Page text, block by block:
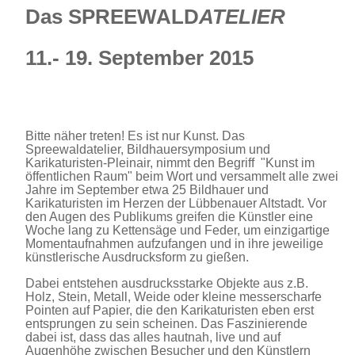
Das SPREEWALDATELIER
11.- 19. September 2015
Bitte näher treten! Es ist nur Kunst. Das
Spreewaldatelier, Bildhauersymposium und
Karikaturisten-Pleinair, nimmt den Begriff "Kunst im
öffentlichen Raum" beim Wort und versammelt alle zwei
Jahre im September etwa 25 Bildhauer und
Karikaturisten im Herzen der Lübbenauer Altstadt. Vor
den Augen des Publikums greifen die Künstler eine
Woche lang zu Kettensäge und Feder, um einzigartige
Momentaufnahmen aufzufangen und in ihre jeweilige
künstlerische Ausdrucksform zu gießen.
Dabei entstehen ausdrucksstarke Objekte aus z.B.
Holz, Stein, Metall, Weide oder kleine messerscharfe
Pointen auf Papier, die den Karikaturisten eben erst
entsprungen zu sein scheinen. Das Faszinierende
dabei ist, dass das alles hautnah, live und auf
Augenhöhe zwischen Besucher und den Künstlern